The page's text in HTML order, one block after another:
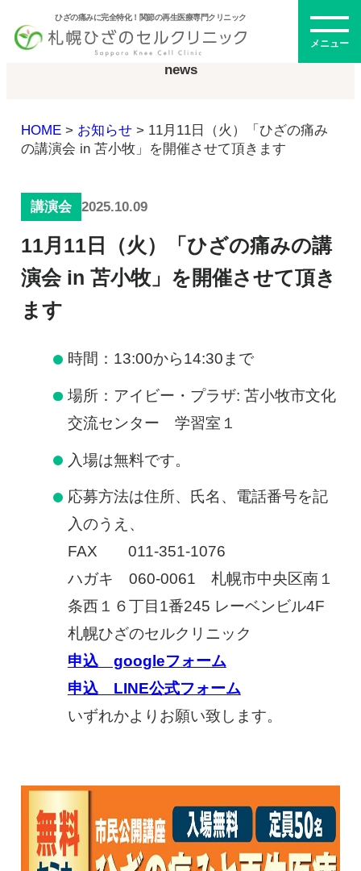
ひざの痛みに完全特化！関節の再生医療専門クリニック
メニュー
初めての方へ
メニュー・料金
ひざの再生医療とは
幹細胞治療
幹細胞培養上清液
慢性疼痛
再生医療とは
症例
よくある質問
クリニック紹介
お知らせ 採用情報 コラム
予約フォーム
0120-117-560
電話受付時間：月〜金／9:00〜16:30（土日祝休）
お知らせ
news
HOME> お知らせ> 11月11日（火）「ひざの痛み
の講演会 in 苫小牧」を開催させて頂きます
講演会 2025.10.09
11月11日（火）「ひざの痛みの講
演会 in 苫小牧」を開催させて頂き
ます
時間：13:00から14:30まで
場所：アイビー・プラザ: 苫小牧市文化
交流センター 学習室１
入場は無料です。
応募方法は住所、氏名、電話番号を記
入のうえ、
FAX 011-351-1076
ハガキ 060-0061 札幌市中央区南１
条西１６丁目1番245 レーベンビル4F
札幌ひざのセルクリニック
申込 googleフォーム
申込 LINE公式フォーム
いずれかよりお願い致します。